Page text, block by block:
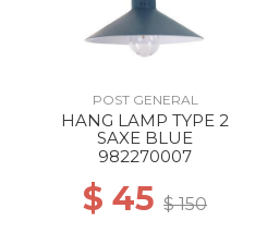
POST GENERAL
HANG LAMP TYPE 2
SAXE BLUE
982270007
$ 45 $ 150